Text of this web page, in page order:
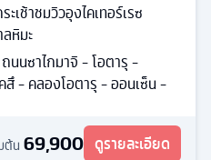
เช้าชมวิวอุงไคเทอร์เรซ
หิมะ
นนซาไกมาจิ - โอตารุ -
สึ - คลองโอตารุ - ออนเซ็น -
ต้น 69,900 ดูรายละเอียด